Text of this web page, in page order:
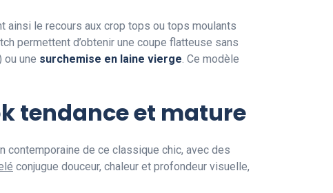
le recours aux crop tops ou tops moulants
permettent d’obtenir une coupe flatteuse sans
ou une surchemise en laine vierge. Ce modèle
tendance et mature
contemporaine de ce classique chic, avec des
conjugue douceur, chaleur et profondeur visuelle,